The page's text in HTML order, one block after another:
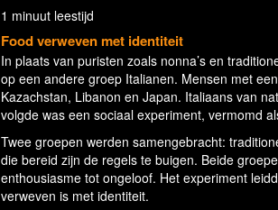
1 minuut leestijd
Food verweven met identiteit
In plaats van puristen zoals nonna’s en
op een andere groep Italianen. Mensen met
Kazachstan, Libanon en Japan. Italiaans van
volgde was een sociaal experiment, vermomd
Twee groepen werden samengebracht:
die bereid zijn de regels te buigen. Beide
enthousiasme tot ongeloof. Het experiment
verweven is met identiteit.